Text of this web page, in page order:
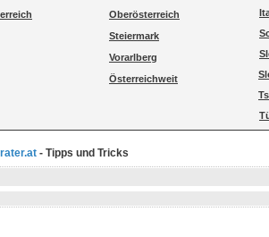
Oberösterreich
Steiermark
Vorarlberg
Österreichweit
- Tipps und Tricks